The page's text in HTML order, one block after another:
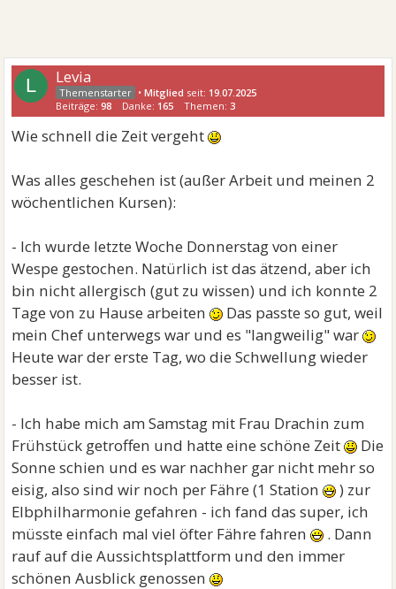
L Levia
•Mitglied seit: 19.07.2025
Beiträge:98 Danke: 165 Themen: 3
Wie schnell die Zeit vergeht
Was alles geschehen ist (außer Arbeit und meinen 2
wöchentlichen Kursen):
- Ich wurde letzte Woche Donnerstag von einer
Wespe gestochen. Natürlich ist das ätzend, aber ich
bin nicht allergisch (gut zu wissen) und ich konnte 2
Tage von zu Hause arbeiten
Das passte so gut, weil
mein Chef unterwegs war und es "langweilig" war
Heute war der erste Tag, wo die Schwellung wieder
besser ist.
- Ich habe mich am Samstag mit Frau Drachin zum
Frühstück getroffen und hatte eine schöne Zeit
Die
Sonne schien und es war nachher gar nicht mehr so
eisig, also sind wir noch per Fähre (1 Station
) zur
Elbphilharmonie gefahren - ich fand das super, ich
müsste einfach mal viel öfter Fähre fahren
. Dann
rauf auf die Aussichtsplattform und den immer
schönen Ausblick genossen